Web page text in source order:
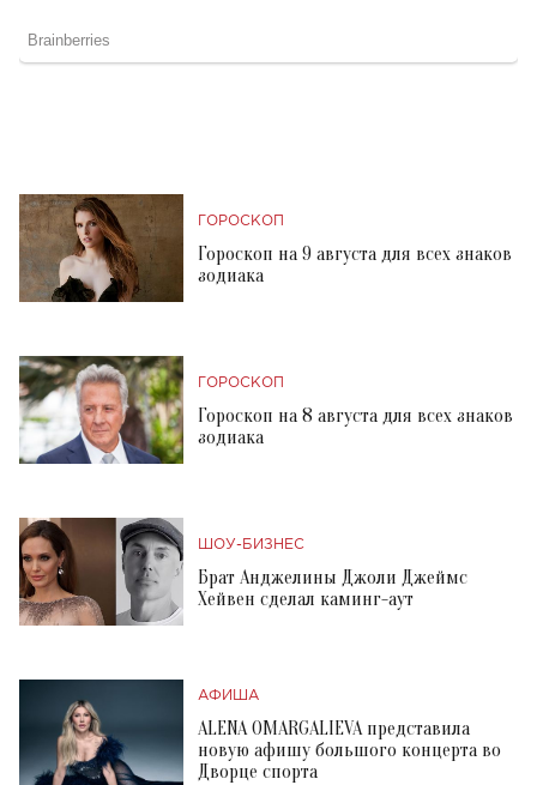
ГОРОСКОП
Гороскоп на 9 августа для всех знаков
зодиака
ГОРОСКОП
Гороскоп на 8 августа для всех знаков
зодиака
ШОУ-БИЗНЕС
Брат Анджелины Джоли Джеймс
Хейвен сделал каминг-аут
АФИША
ALENA OMARGALIEVA представила
новую афишу большого концерта во
Дворце спорта